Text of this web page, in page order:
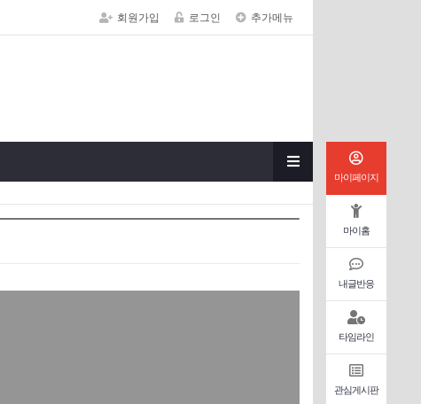
회원가입 로그인 추가메뉴
마이페이지
마이홈
내글반응
타임라인
관심게시판